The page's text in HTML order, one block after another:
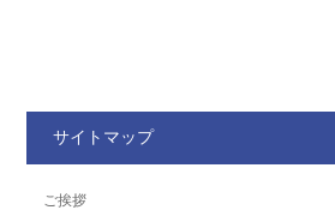
サイトマップ
ご挨拶